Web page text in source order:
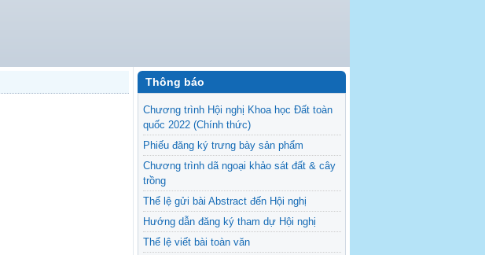
Thông báo
Chương trình Hội nghị Khoa học Đất toàn
quốc 2022 (Chính thức)
Phiếu đăng ký trưng bày sản phẩm
Chương trình dã ngoại khảo sát đất & cây
trồng
Thể lệ gửi bài Abstract đến Hội nghị
Hướng dẫn đăng ký tham dự Hội nghị
Thể lệ viết bài toàn văn